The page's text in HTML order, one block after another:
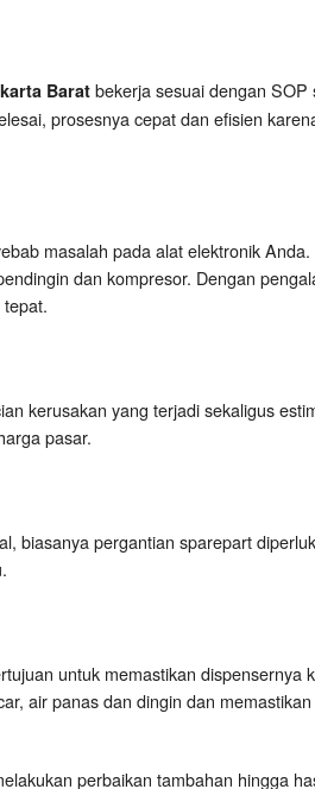
Barat bekerja sesuai dengan
prosesnya cepat dan efisien
masalah pada alat elektronik
dan kompresor. Dengan
kerusakan yang terjadi sekaligus
pasar.
biasanya pergantian sparepart
untuk memastikan dispensernya
air panas dan dingin dan
perbaikan tambahan hingga